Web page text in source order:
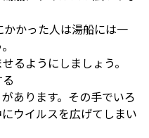
かった人は湯船には一
るようにしましょう。
あります。その手でいろ
ウイルスを広げてしまい